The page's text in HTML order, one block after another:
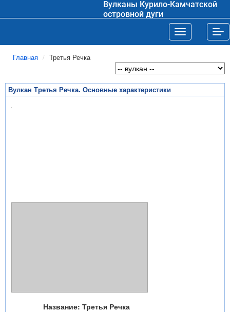
Вулканы Курило-Камчатской
островной дуги
Toggle
Главная Третья Речка
Вулкан Третья Речка. Основные характеристики
Название: Третья Речка